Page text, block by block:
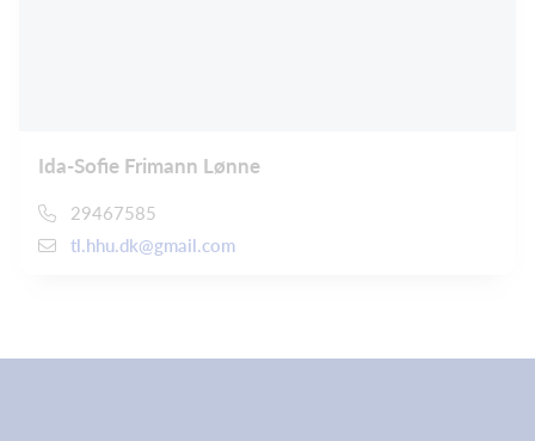
Ida-Sofie Frimann Lønne
29467585
tl.hhu.dk@gmail.com